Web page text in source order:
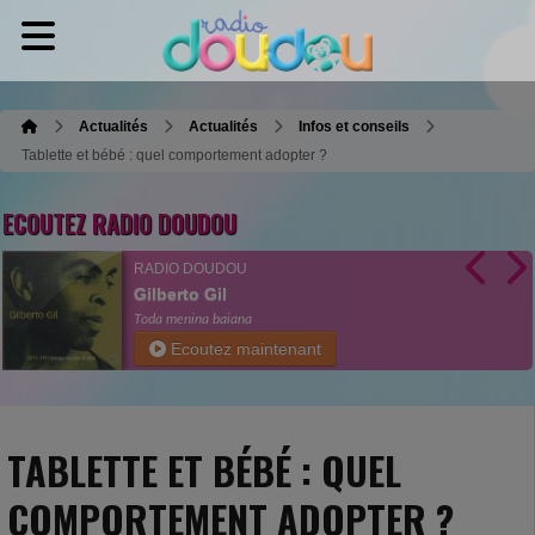
Actualités Actualités
Infos et conseils
Tablette et bébé : quel comportement adopter ?
ECOUTEZ RADIO DOUDOU
RADIO DOUDOU
Gilberto Gil
Toda menina baiana
Ecoutez maintenant
TABLETTE ET BÉBÉ : QUEL
COMPORTEMENT ADOPTER ?